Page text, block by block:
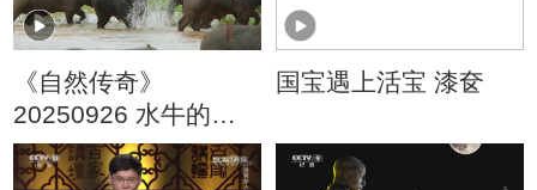
《自然传奇》
20250926 水牛的复
仇
国宝遇上活宝 漆奁